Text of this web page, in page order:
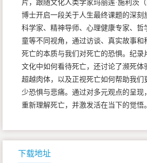
片，跟随文化人类学家玛丽莲·施利茨（
博士开启一段关于人生最终课题的深刻
科学家、精神导师、心理健康专家、哲
童等不同视角，通过访谈、真实故事和
死亡的本质与我们对死亡的恐惧。纪录
文化中如何看待死亡，还讨论了濒死体
超越肉体，以及正视死亡如何帮助我们
少恐惧与悲痛。通过对多元观点的呈现
重新理解死亡，并激发活在当下的觉悟。
下载地址